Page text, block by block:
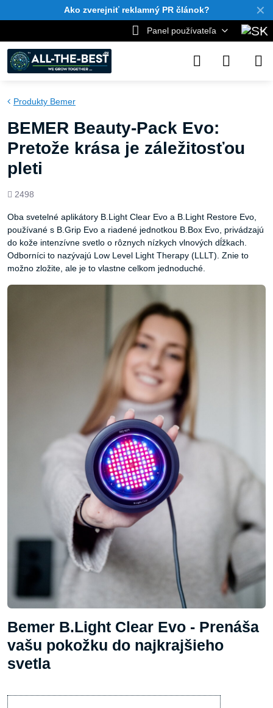
✕
Ako zverejniť reklamný PR článok?
Panel používateľa
Produkty Bemer
BEMER Beauty-Pack Evo:
Pretože krása je záležitosťou
pleti
Počet
2498
Oba svetelné aplikátory B.Light Clear Evo a B.Light Restore Evo,
používané s B.Grip Evo a riadené jednotkou B.Box Evo, privádzajú
do kože intenzívne svetlo o rôznych nízkych vlnových dĺžkach.
Odborníci to nazývajú Low Level Light Therapy (LLLT). Znie to
možno zložite, ale je to vlastne celkom jednoduché.
Bemer B.Light Clear Evo - Prenáša
vašu pokožku do najkrajšieho
svetla